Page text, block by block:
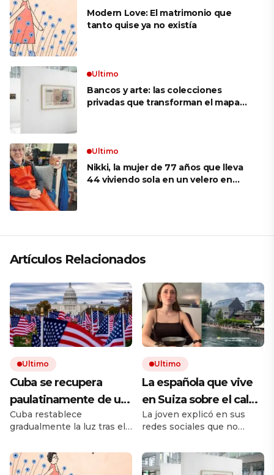
Modern Love: El matrimonio que
tanto quise ya no existía
Ultimo
Bancos y arte: las colecciones
privadas que transforman el mapa
Ultimo
Nikki, la mujer de 77 años que lleva
44 viviendo sola en un velero en
Artículos Relacionados
Ultimo
Cuba se recupera
paulatinamente de un
colapso nacional de su
sistema energético
Cuba restablece
gradualmente la luz tras el
afectando a toda la isla por
fallas en su sistema
Ultimo
La española que vive
en Suiza sobre el calor
del verano: «El
problema es que no es
como en España, que
te metes a cualquier
La joven explicó en sus
redes sociales que no
en la capital sueca cuentan
con sistema de